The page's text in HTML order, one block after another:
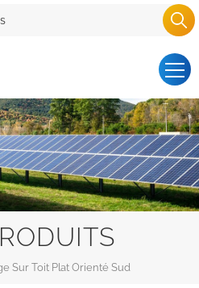
Sur Toit Plat Orienté Sud